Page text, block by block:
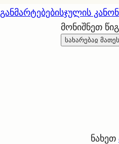
განმარტებებისჯულის
მონიშნეთ
სახარებაჲ
ნახეთ